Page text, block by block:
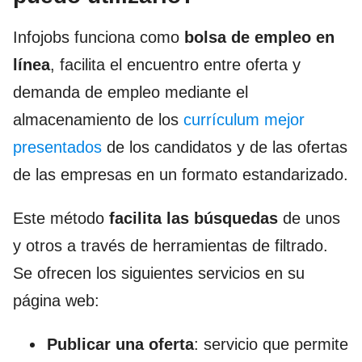
Infojobs funciona como bolsa de empleo en
línea, facilita el encuentro entre oferta y
demanda de empleo mediante el
almacenamiento de los currículum mejor
presentados de los candidatos y de las ofertas
de las empresas en un formato estandarizado.
Este método facilita las búsquedas de unos
y otros a través de herramientas de filtrado.
Se ofrecen los siguientes servicios en su
página web:
Publicar una oferta: servicio que permite